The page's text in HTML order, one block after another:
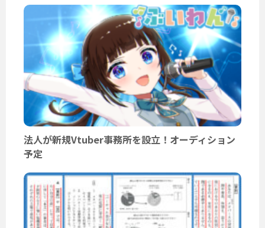
法人が新規Vtuber事務所を設立！オーディション
予定